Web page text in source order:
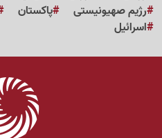
رژیم صهیونیستی
پاکستان
اسرائیل